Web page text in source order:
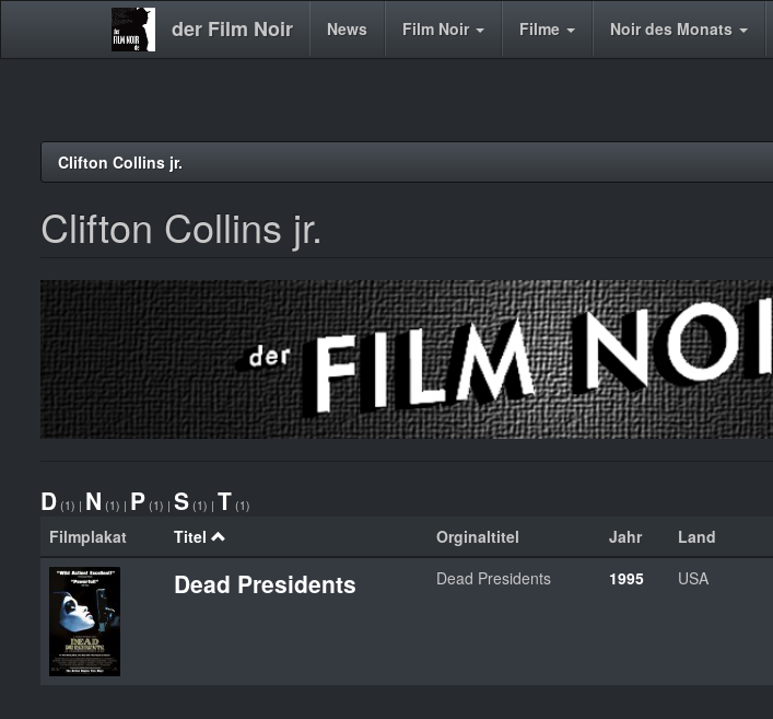
der Film Noir
Main News Film Noir Filme Noir des Monats
Clifton Collins jr.
Clifton Collins jr.
D (1) | N (1) | P (1) | S (1) | T (1)
Filmplakat Titel Orginaltitel Jahr Land
Dead Presidents Dead Presidents 1995 USA